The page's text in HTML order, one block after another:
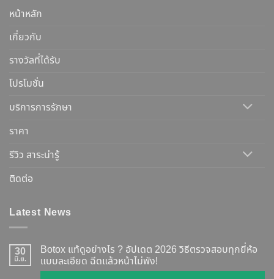
หน้าหลัก
เกี่ยวกับ
รางวัลที่ได้รับ
โปรโมชั่น
บริการการรักษา
ราคา
รีวิว สาระน่ารู้
ติดต่อ
Latest News
30
มิ.ย.
Botox แท้ดูอย่างไร ? อัปเดต 2026 วิธีตรวจสอบทุกยี่ห้อ
แบบละเอียด ฉีดแล้วหน้าไม่พัง!